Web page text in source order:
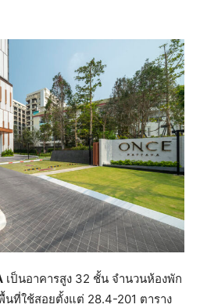
เป็นอาคารสูง 32 ชั้น จำนวนห้องพัก
ที่ใช้สอยตั้งแต่ 28.4-201 ตาราง